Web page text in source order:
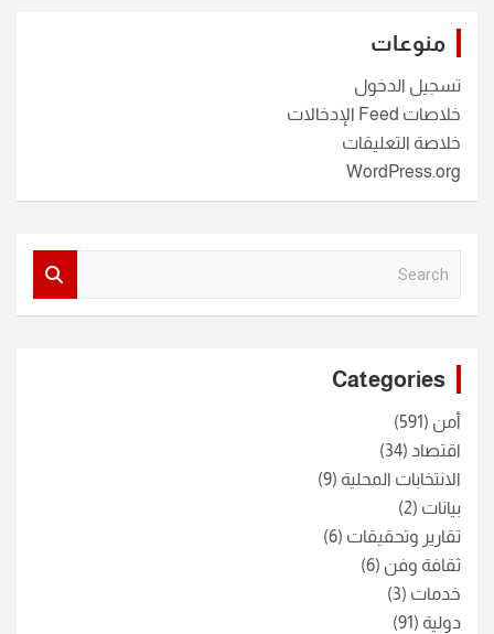
منوعات
تسجيل الدخول
خلاصات Feed الإدخالات
خلاصة التعليقات
WordPress.org
Categories
أمن (591)
اقتصاد (34)
الانتخابات المحلية (9)
بيانات (2)
تقارير وتحقيقات (6)
ثقافة وفن (6)
خدمات (3)
دولية (91)